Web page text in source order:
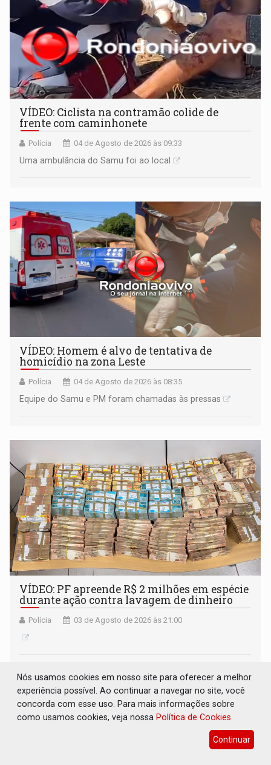
VÍDEO: Ciclista na contramão colide de
frente com caminhonete
Polícia 04 de Agosto de 2026 às 09:33
Uma ambulância do Samu foi ao local
VÍDEO: Homem é alvo de tentativa de
homicídio na zona Leste
Polícia 04 de Agosto de 2026 às 08:35
Equipe do Samu e PM foram chamadas às pressas
VÍDEO: PF apreende R$ 2 milhões em espécie
durante ação contra lavagem de dinheiro
Polícia 03 de Agosto de 2026 às 21:00
Nós usamos cookies em nosso site para oferecer a melhor
experiência possível. Ao continuar a navegar no site, você
concorda com esse uso. Para mais informações sobre
como usamos cookies, veja nossa Política de Cookies
Continuar